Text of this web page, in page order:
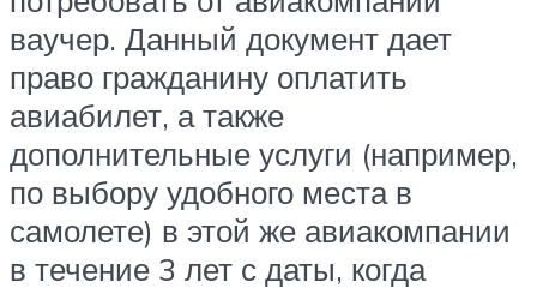
ваучер. Данный документ дает
право гражданину оплатить
авиабилет, а также
дополнительные услуги (например,
по выбору удобного места в
самолете) в этой же авиакомпании
в течение 3 лет с даты, когда